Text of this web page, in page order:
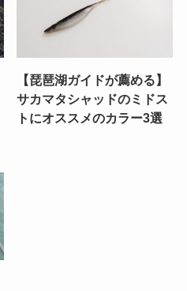
【琵琶湖ガイドが薦める】
サカマタシャッドのミドス
トにオススメのカラー3選